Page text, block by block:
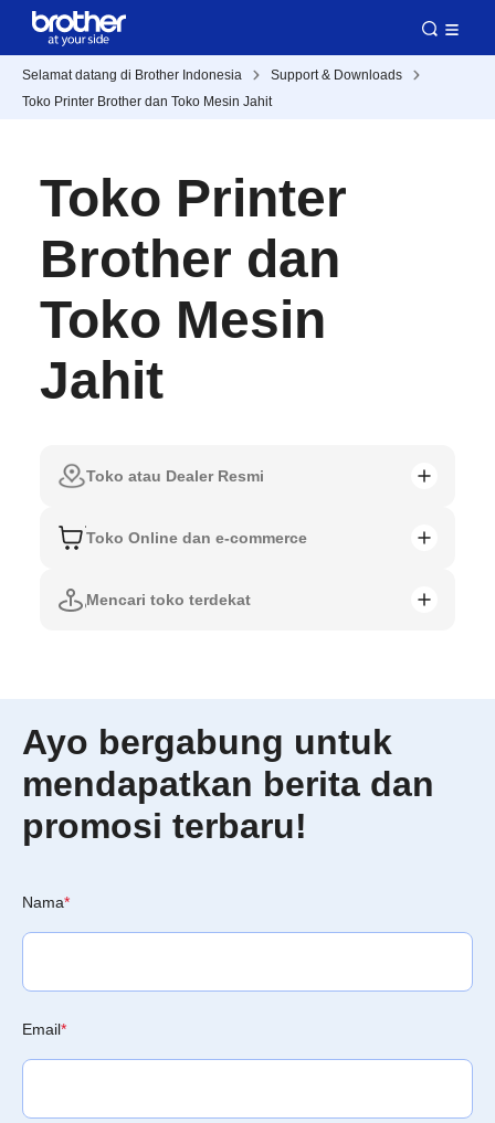
Selamat datang di Brother Indonesia
Support & Downloads
Toko Printer Brother dan Toko Mesin Jahit
Toko Printer
Brother dan
Toko Mesin
Jahit
Toko atau Dealer Resmi
Toko Online dan e-commerce
Mencari toko terdekat
Ayo bergabung untuk
mendapatkan berita dan
promosi terbaru!
Nama*
Email*